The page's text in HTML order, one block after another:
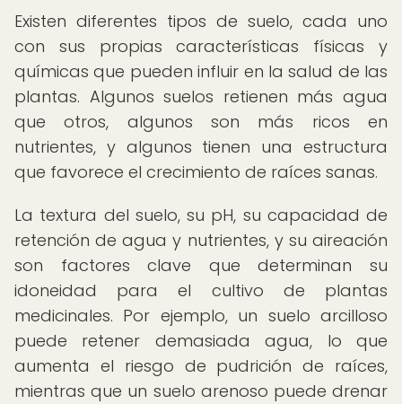
Existen diferentes tipos de suelo, cada uno
con sus propias características físicas y
químicas que pueden influir en la salud de las
plantas. Algunos suelos retienen más agua
que otros, algunos son más ricos en
nutrientes, y algunos tienen una estructura
que favorece el crecimiento de raíces sanas.
La textura del suelo, su pH, su capacidad de
retención de agua y nutrientes, y su aireación
son factores clave que determinan su
idoneidad para el cultivo de plantas
medicinales. Por ejemplo, un suelo arcilloso
puede retener demasiada agua, lo que
aumenta el riesgo de pudrición de raíces,
mientras que un suelo arenoso puede drenar